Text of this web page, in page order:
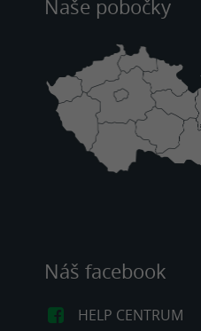
Naše pobočky
Náš facebook
HELP CENTRUM